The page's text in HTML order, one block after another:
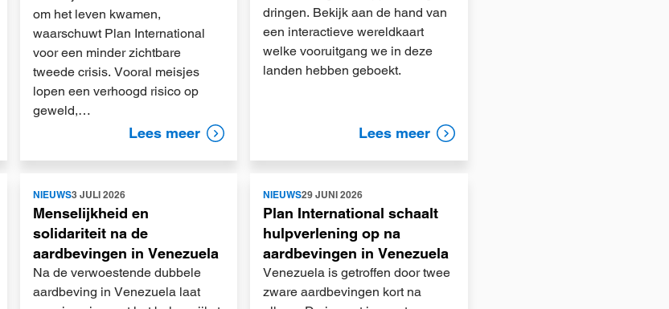
om het leven kwamen,
waarschuwt Plan International
voor een minder zichtbare
tweede crisis. Vooral meisjes
lopen een verhoogd risico op
geweld,…
Lees meer
dringen. Bekijk aan de hand van
een interactieve wereldkaart
welke vooruitgang we in deze
landen hebben geboekt.
Lees meer
NIEUWS3 JULI 2026
Menselijkheid en
solidariteit na de
aardbevingen in Venezuela
Na de verwoestende dubbele
aardbeving in Venezuela laat
meer
NIEUWS29 JUNI 2026
Plan International schaalt
hulpverlening op na
aardbevingen in Venezuela
Venezuela is getroffen door twee
zware aardbevingen kort na
meer